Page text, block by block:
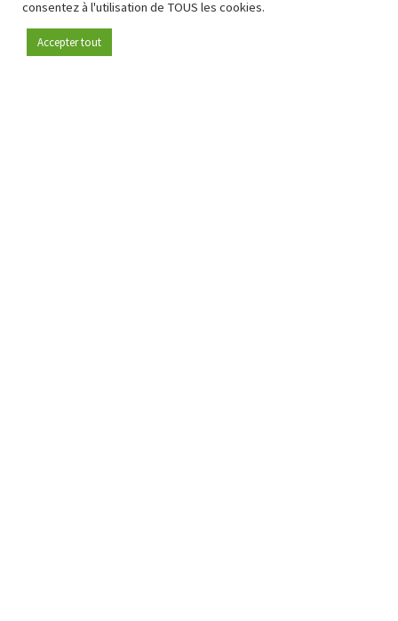
Devenez membre
consentez à l'utilisation de TOUS les cookies.
Accepter tout